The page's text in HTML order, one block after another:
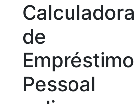
Calculadora
de
Empréstimo
Pessoal